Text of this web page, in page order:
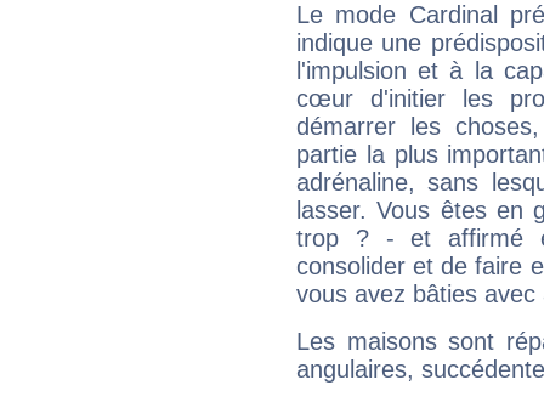
Le mode Cardinal
indique une
l'impulsion et à la
cœur d'initier les
démarrer les
partie la plus
adrénaline, sans
lasser. Vous êtes en
trop ? - et affirmé
consolider et de faire
vous avez bâties avec
Les maisons sont
angulaires,